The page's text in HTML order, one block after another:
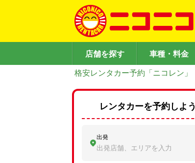
店舗を探す 車種・料金
格安レンタカー予約「ニコレン」
レンタカーを予約しよう
出発
出発店舗、エリアを入力